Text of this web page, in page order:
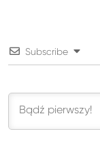
Subscribe